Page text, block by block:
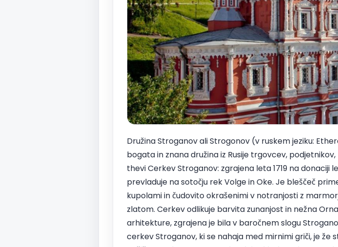
Družina Stroganov ali Strogonov (v ruskem jeziku:
bogata in znana družina iz Rusije trgovcev,
thevi Cerkev Stroganov: zgrajena leta 1719 na
prevladuje na sotočju rek Volge in Oke. Je bleščeč
kupolami in čudovito okrašenimi v notranjosti z
zlatom. Cerkev odlikuje barvita zunanjost in nežna
arhitekture, zgrajena je bila v baročnem slogu
cerkev Stroganov, ki se nahaja med mirnimi griči, je